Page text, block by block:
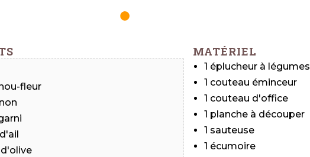
fleur
MATÉRIEL
1 éplucheur à légumes
1 couteau éminceur
1 couteau d'office
1 planche à découper
1 sauteuse
1 écumoire